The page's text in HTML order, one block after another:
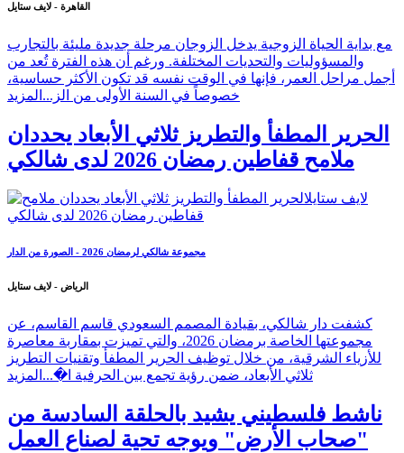
القاهرة - لايف ستايل
مع بداية الحياة الزوجية يدخل الزوجان مرحلة جديدة مليئة بالتجارب
والمسؤوليات والتحديات المختلفة. ورغم أن هذه الفترة تُعد من
أجمل مراحل العمر، فإنها في الوقت نفسه قد تكون الأكثر حساسية،
خصوصاً في السنة الأولى من الز... المزيد
الحرير المطفأ والتطريز ثلاثي الأبعاد يحددان
ملامح قفاطين رمضان 2026 لدى شالكي
مجموعة شالكي لرمضان 2026 - الصورة من الدار
الرياض - لايف ستايل
كشفت دار شالكي، بقيادة المصمم السعودي قاسم القاسم، عن
مجموعتها الخاصة برمضان 2026، والتي تميزت بمقاربة معاصرة
للأزياء الشرقية، من خلال توظيف الحرير المطفأ وتقنيات التطريز
ثلاثي الأبعاد، ضمن رؤية تجمع بين الحرفية ا�... المزيد
ناشط فلسطيني يشيد بالحلقة السادسة من
"صحاب الأرض" ويوجه تحية لصناع العمل